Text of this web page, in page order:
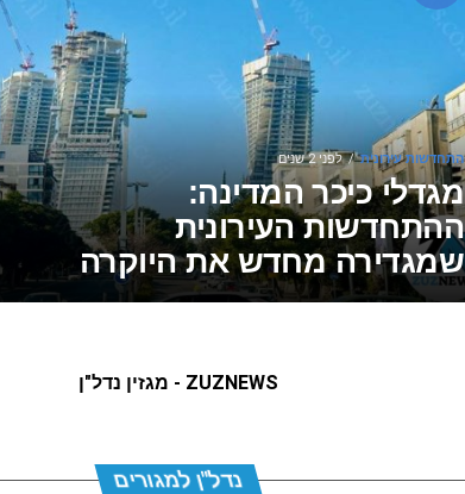
התחדשות עירונית לפני 2 שנים
מגדלי כיכר המדינה:
ההתחדשות העירונית
שמגדירה מחדש את היוקרה
ZUZNEWS - מגזין נדל"ן
נדל"ן למגורים